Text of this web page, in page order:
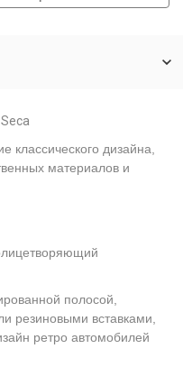
классического дизайна,
материалов и
полосой,
резиновыми вставками,
ретро автомобилей